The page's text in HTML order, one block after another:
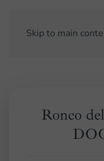
Skip to main
Ronco